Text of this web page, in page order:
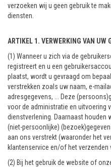
verzoeken wij u geen gebruik te
diensten.
ARTIKEL 1. VERWERKING VAN UW
(1) Wanneer u zich via de
registreert en u een
plaatst, wordt u gevraagd om
verstrekken zoals uw naam, e-
adresgegevens, ... Deze
voor de administratie en uitvoering
dienstverlening. Daarnaast houden
(niet-persoonlijke)
aan ons verstrekt (waaronder het
klantenservice en/of het verzenden
(2) Bij het gebruik de website of